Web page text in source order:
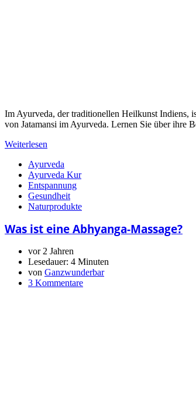
Im Ayurveda, der traditionellen Heilkunst Indiens,
von Jatamansi im Ayurveda. Lernen Sie über ihre
Weiterlesen
Ayurveda
Ayurveda Kur
Entspannung
Gesundheit
Naturprodukte
Was ist eine Abhyanga-Massage?
vor 2 Jahren
Lesedauer: 4 Minuten
von Ganzwunderbar
3 Kommentare